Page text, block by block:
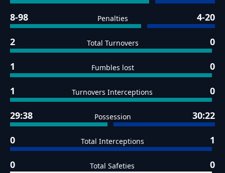
8-98 Penalties 4-20
2 Total Turnovers 0
1 Fumbles lost 0
1 Turnovers Interceptions 0
29:38 Possession 30:22
0 Total Interceptions 1
0 Total Safeties 0